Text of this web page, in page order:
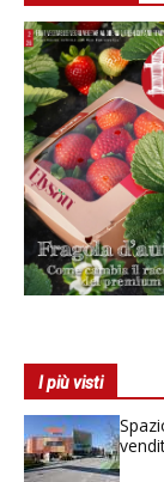
I più visti